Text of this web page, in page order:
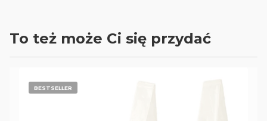
To też może Ci się przydać
BESTSELLER